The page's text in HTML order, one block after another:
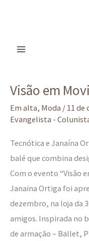
Visão em
Em alta, Moda / 11 de
Evangelista -
Tecnótica e Janaína
balé que combina
Com o evento “Visão
Janaina Ortiga foi
dezembro, na loja da
amigos. Inspirada no
de armação – Ballet,
em
Movimento